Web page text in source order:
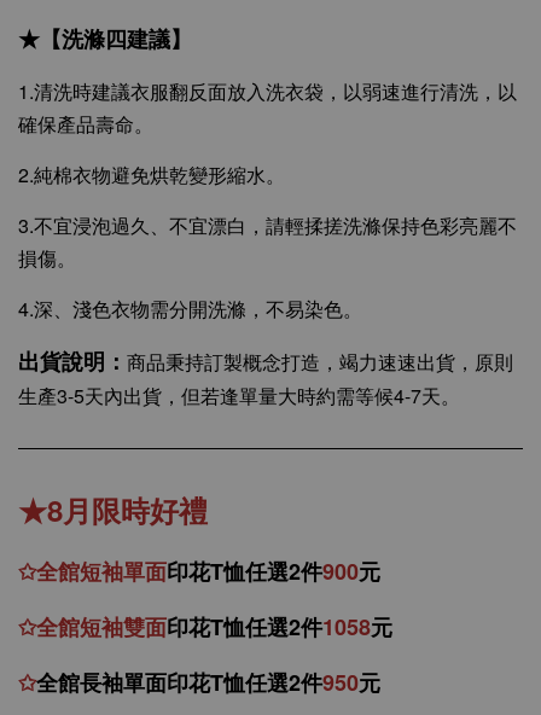
★【洗滌四建議】
1.清洗時建議衣服翻反面放入洗衣袋，以弱速進行清洗，以
確保產品壽命。
2.純棉衣物避免烘乾變形縮水。
3.不宜浸泡過久、不宜漂白，請輕揉搓洗滌保持色彩亮麗不
損傷。
4.深、淺色衣物需分開洗滌，不易染色。
出貨說明： 商品秉持訂製概念打造，竭力速速出貨，原則
生產3-5天內出貨，但若逢單量大時約需等候4-7天。
★8月限時好禮
✩全館短袖單面印花T恤任選2件900元
✩全館短袖雙面印花T恤任選2件1058元
✩全館長袖單面印花T恤任選2件950元